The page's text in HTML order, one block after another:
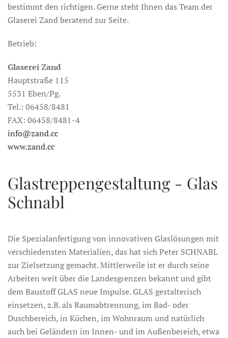
bestimmt den richtigen. Gerne steht Ihnen das Team der
Glaserei Zand beratend zur Seite.
Betrieb:
Glaserei Zand
Hauptstraße 115
5531 Eben/Pg.
Tel.: 06458/8481
FAX: 06458/8481-4
info@zand.cc
www.zand.cc
Glastreppengestaltung - Glas
Schnabl
Die Spezialanfertigung von innovativen Glaslösungen mit
verschiedensten Materialien, das hat sich Peter SCHNABL
zur Zielsetzung gemacht. Mittlerweile ist er durch seine
Arbeiten weit über die Landesgrenzen bekannt und gibt
dem Baustoff GLAS neue Impulse. GLAS gestalterisch
einsetzen, z.B. als Raumabtrennung, im Bad- oder
Duschbereich, in Küchen, im Wohnraum und natürlich
auch bei Geländern im Innen- und im Außenbereich, etwa